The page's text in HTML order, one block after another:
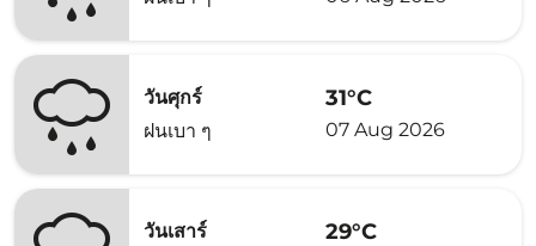
วันศุกร์
ฝนเบา ๆ
31°C
07 Aug 2026
วันเสาร์
29°C